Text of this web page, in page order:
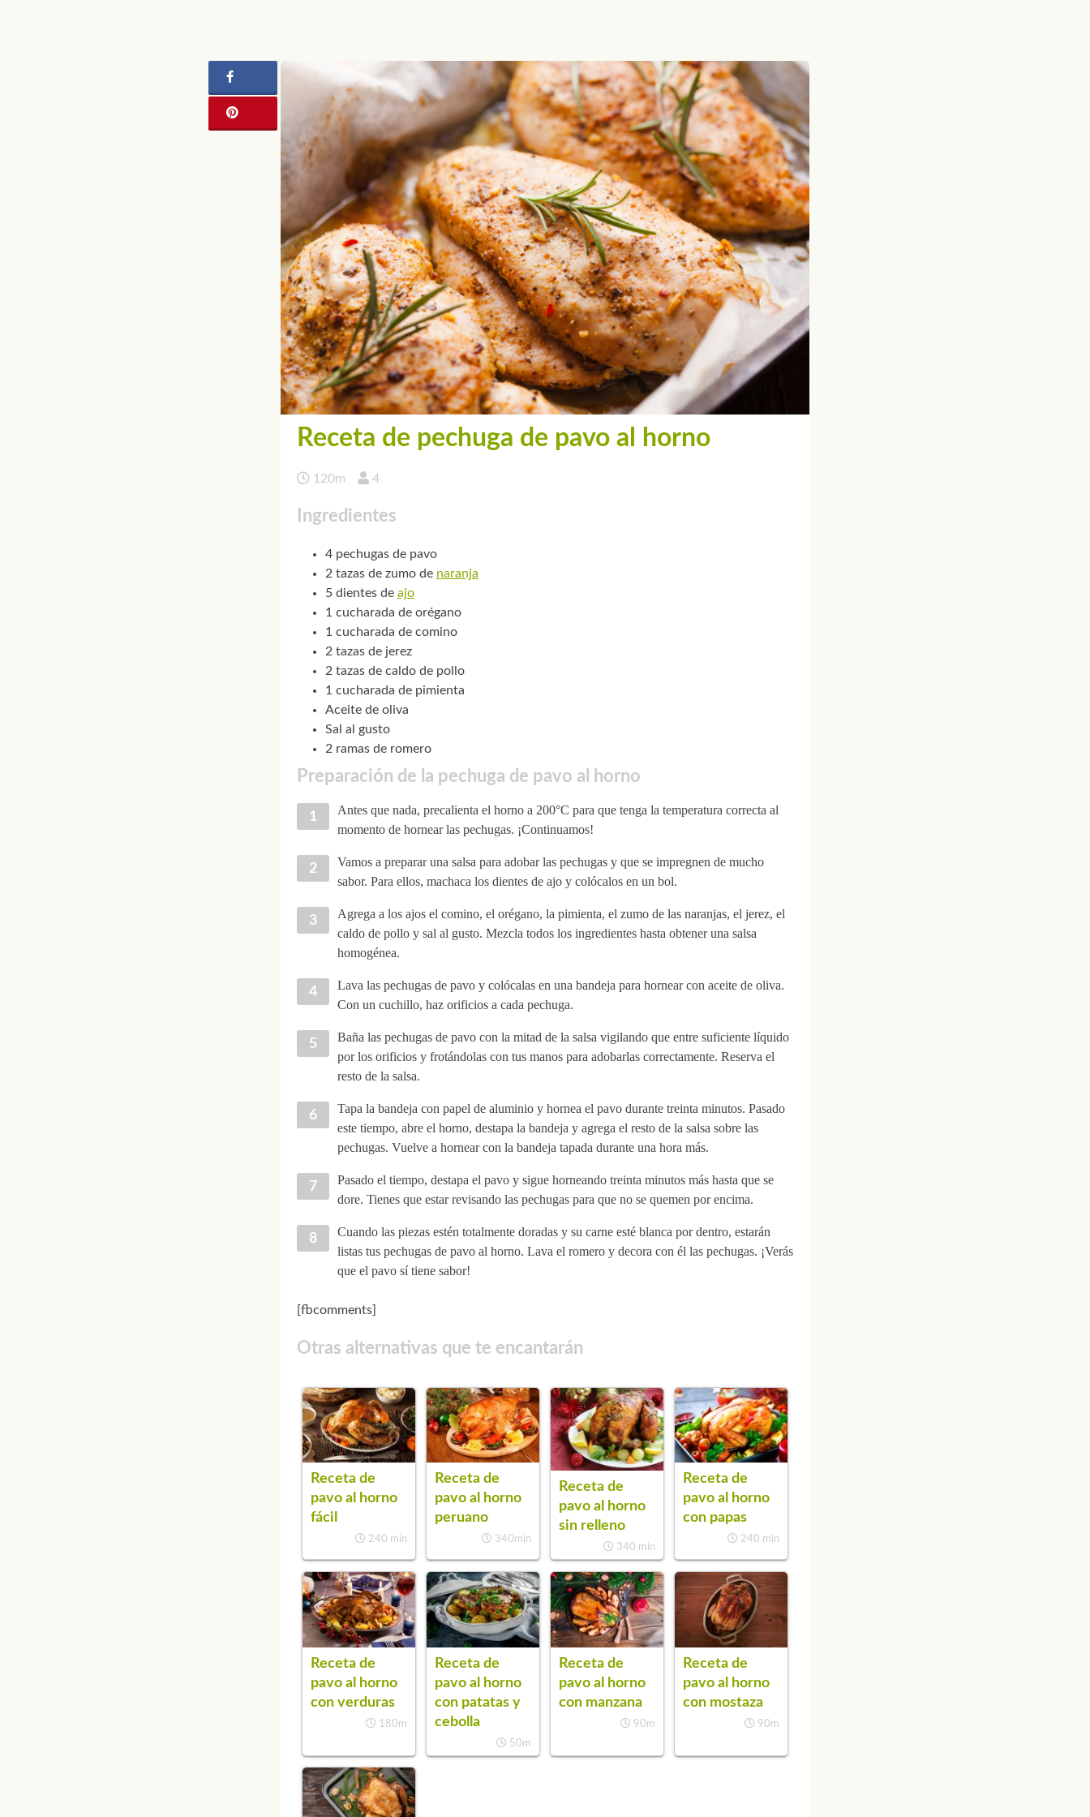
Receta de pechuga de pavo al horno
120m 4
Ingredientes
4 pechugas de pavo
2 tazas de zumo de naranja
5 dientes de ajo
1 cucharada de orégano
1 cucharada de comino
2 tazas de jerez
2 tazas de caldo de pollo
1 cucharada de pimienta
Aceite de oliva
Sal al gusto
2 ramas de romero
Preparación de la pechuga de pavo al horno
Antes que nada, precalienta el horno a 200°C para que tenga la temperatura correcta al
momento de hornear las pechugas. ¡Continuamos!
Vamos a preparar una salsa para adobar las pechugas y que se impregnen de mucho
sabor. Para ellos, machaca los dientes de ajo y colócalos en un bol.
Agrega a los ajos el comino, el orégano, la pimienta, el zumo de las naranjas, el jerez, el
caldo de pollo y sal al gusto. Mezcla todos los ingredientes hasta obtener una salsa
homogénea.
Lava las pechugas de pavo y colócalas en una bandeja para hornear con aceite de oliva.
Con un cuchillo, haz orificios a cada pechuga.
Baña las pechugas de pavo con la mitad de la salsa vigilando que entre suficiente líquido
por los orificios y frotándolas con tus manos para adobarlas correctamente. Reserva el
resto de la salsa.
Tapa la bandeja con papel de aluminio y hornea el pavo durante treinta minutos. Pasado
este tiempo, abre el horno, destapa la bandeja y agrega el resto de la salsa sobre las
pechugas. Vuelve a hornear con la bandeja tapada durante una hora más.
Pasado el tiempo, destapa el pavo y sigue horneando treinta minutos más hasta que se
dore. Tienes que estar revisando las pechugas para que no se quemen por encima.
Cuando las piezas estén totalmente doradas y su carne esté blanca por dentro, estarán
listas tus pechugas de pavo al horno. Lava el romero y decora con él las pechugas. ¡Verás
que el pavo sí tiene sabor!
[fbcomments]
Otras alternativas que te encantarán
Receta de
pavo al horno
fácil
240 min
Receta de
pavo al horno
peruano
340min
Receta de
pavo al horno
sin relleno
340 min
Receta de
pavo al horno
con papas
240 min
Receta de
pavo al horno
con verduras
180m
Receta de
pavo al horno
con patatas y
cebolla
50m
Receta de
pavo al horno
con manzana
90m
Receta de
pavo al horno
con mostaza
90m